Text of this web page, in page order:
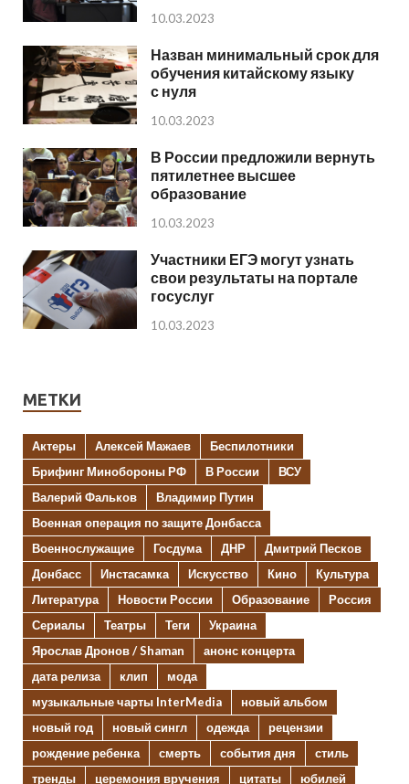
10.03.2023
Назван минимальный срок для
обучения китайскому языку
с нуля
10.03.2023
В России предложили вернуть
пятилетнее высшее
образование
10.03.2023
Участники ЕГЭ могут узнать
свои результаты на портале
госуслуг
10.03.2023
МЕТКИ
Актеры Алексей Мажаев
Беспилотники
Брифинг Минобороны РФ
В России
ВСУ
Валерий Фальков
Владимир Путин
Военная операция по защите Донбасса
Военнослужащие
Госдума ДНР
Дмитрий Песков
Донбасс
Инстасамка Искусство Кино
Культура
Литература
Новости России Образование
Россия
Сериалы
Театры Теги
Украина
Ярослав Дронов / Shaman
анонс концерта
дата релиза
клип
мода
музыкальные чарты InterMedia
новый альбом
новый год
новый сингл одежда
рецензии
рождение ребенка
смерть события дня
стиль
тренды
церемония вручения цитаты юбилей